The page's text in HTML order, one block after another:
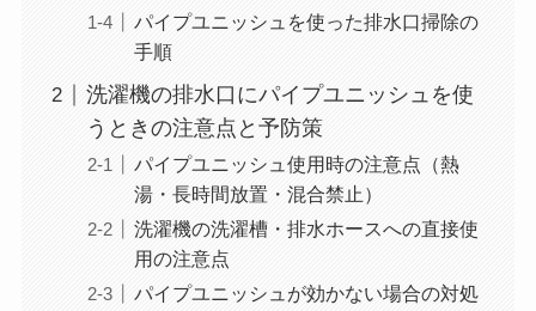
パイプユニッシュを使った排水口掃除の
手順
洗濯機の排水口にパイプユニッシュを使
うときの注意点と予防策
パイプユニッシュ使用時の注意点（熱
湯・長時間放置・混合禁止）
洗濯機の洗濯槽・排水ホースへの直接使
用の注意点
パイプユニッシュが効かない場合の対処